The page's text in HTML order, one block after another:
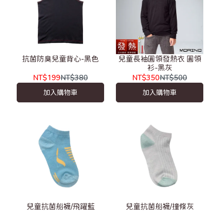
抗菌防臭兒童背心-黑色
NT$199NT$380
加入購物車
兒童長袖圓領發熱衣 圓領
衫-黑灰
NT$350NT$500
加入購物車
兒童抗菌船襪/飛躍藍 兒童抗菌船襪/撞條灰